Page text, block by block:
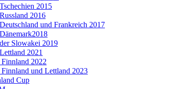
2015
2016
und Frankreich 2017
Slowakei 2019
2021
2022
und Lettland 2023
Cup